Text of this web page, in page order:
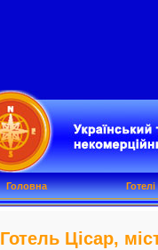
Готель Цісар,
Головна Готелі